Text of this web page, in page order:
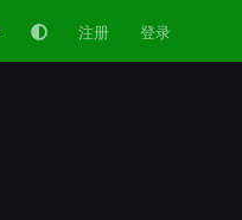
注册 登录